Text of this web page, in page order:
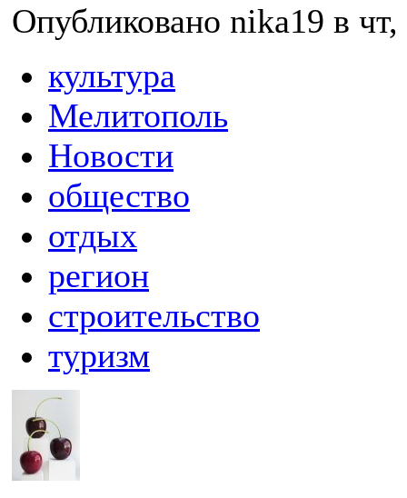
Опубликовано nika19 в
культура
Мелитополь
Новости
общество
отдых
регион
строительство
туризм